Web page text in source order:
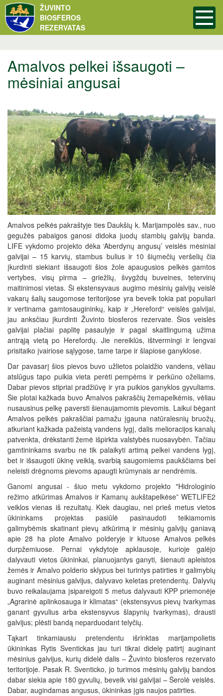
ŽUVINTO
BIOSFEROS
REZERVATAS
Amalvos pelkei išsaugoti –
mėsiniai angusai
Amalvos pelkės pakraštyje ties Daukšių k. Marijampolės sav., nuo
gegužės pabaigos ganosi didoka juodų stambių galvijų banda.
LIFE vykdomo projekto dėka ‘Aberdynų angusų’ veislės mėsiniai
galvijai – 15 karvių, stambus bulius ir 10 šiųmečių veršelių čia
įkurdinti siekiant išsaugoti šios žole apaugusios pelkės gamtos
vertybes, visų pirma – griežlių, švygždų buveines, tetervinų
maitinimosi vietas. Ši ekstensyvaus augimo mėsinių galvijų veislė
vakarų šalių saugomose teritorijose yra beveik tokia pat populiari
ir vertinama gamtosaugininkų, kaip ir „Hereford“ veislės galvijai,
jau anksčiau įkurdinti Žuvinto biosferos rezervate. Šios veislės
galvijai plačiai paplitę pasaulyje ir pagal skaitlingumą užima
antrąją vietą po Herefordų. Jie nereiklūs, ištvermingi ir lengvai
prisitaiko įvairiose sąlygose, tame tarpe ir šlapiose ganyklose.
Dar pavasarį šios pievos buvo užlietos polaidžio vandens, vėliau
atslūgus tapo puikia vieta perėti pempėms ir perkūno oželiams.
Dabar pievos stipriai pradžiūvę ir yra puikios ganyklos gyvuliams.
Šie plotai kažkada buvo Amalvos pakraščių žemapelkėmis, vėliau
nusausinus pelkę paversti šienaujamomis pievomis. Laikui bėgant
Amalvos pelkės pakraščiai pamažu įgauna natūralesnių bruožų,
atkuriant kažkada pažeistą vandens lygį, dalis melioracijos kanalų
patvenkta, drėkstanti žemė išpirkta valstybės nuosavybėn. Tačiau
gamtininkams svarbu ne tik palaikyti artimą pelkei vandens lygį,
bet ir išsaugoti ūkinę veiklą, svarbią saugomiems paukščiams bei
neleisti drėgnoms pievoms apaugti krūmynais ar nendrėmis.
Ganomi angusai - šiuo metu vykdomo projekto "Hidrologinio
režimo atkūrimas Amalvos ir Kamanų aukštapelkėse” WETLIFE2
veiklos vienas iš rezultatų. Kiek daugiau, nei prieš metus vietos
ūkininkams projektas pasiūlė pasinaudoti teikiamomis
galimybėmis skatinant pievų atkūrimą ir mėsinių galvijų ganiavą
apie 28 ha plote Amalvo polderyje ir kituose Amalvos pelkės
durpžemiuose. Pernai vykdytoje apklausoje, kurioje galėjo
dalyvauti vietos ūkininkai, planuojantys ganyti, šienauti apleistos
žemės ir Amalvo polderio sklypus bei turintys patirties ir galimybių
auginant mėsinius galvijus, dalyvavo keletas pretendentų. Dalyvių
buvo reikalaujama įsipareigoti 5 metus dalyvauti KPP priemonėje
„Agrarinė aplinkosauga ir klimatas“ (ekstensyvus pievų tvarkymas
ganant gyvulius arba ekstensyvus šlapynių tvarkymas), drausti
galvijus; plėsti bandą neparduodant telyčių.
Tąkart tinkamiausiu pretendentu išrinktas marijampolietis
ūkininkas Rytis Sventickas jau turi tikrai didelę patirtį auginant
mėsinius galvijus, kurių didelė dalis – Žuvinto biosferos rezervato
teritorijoje. Pasak R. Sventicko, jo turimos mėsinių galvijų bandos
dabar siekia apie 180 gyvulių, beveik visi galvijai – Šerolė veislės.
Dabar, augindamas angusus, ūkininkas įgis naujos patirties.